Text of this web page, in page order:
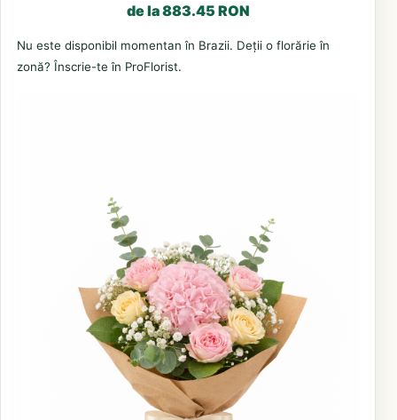
de la 883.45 RON
Nu este disponibil momentan în Brazii. Deții o florărie în
zonă? Înscrie-te în ProFlorist.